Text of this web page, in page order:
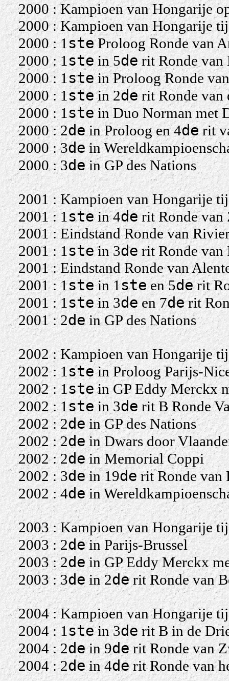
2000 : Kampioen van Hongarije
2000 : Kampioen van Hongarije
2000 : 1steProloog Ronde van
2000 : 1stein 5derit Ronde van
2000 : 1stein Proloog Ronde
2000 : 1stein 2derit Ronde van
2000 : 1stein Duo Norman met
2000 : 2dein Proloog en 4derit
2000 : 3dein
2000 : 3dein GP des Nations
2001 : Kampioen van Hongarije
2001 : 1stein 4derit Ronde van
2001 : Eindstand Ronde van
2001 : 1stein 3derit Ronde van
2001 : Eindstand Ronde van
2001 : 1stein 1steen 5derit
2001 : 1stein 3deen 7derit
2001 : 2dein GP des Nations
2002 : Kampioen van Hongarije
2002 : 1stein Proloog Parijs-
2002 : 1stein GP Eddy Merckx
2002 : 1stein 3derit B Ronde
2002 : 2dein GP des Nations
2002 : 2dein Dwars door
2002 : 2dein Memorial Coppi
2002 : 3dein 19derit Ronde van
2002 : 4dein
2003 : Kampioen van Hongarije
2003 : 2dein Parijs-Brussel
2003 : 2de in GP Eddy Merckx
2003 : 3de in 2derit Ronde van
2004 : Kampioen van Hongarije
2004 : 1stein 3derit B in de
2004 : 2dein 9derit Ronde van
2004 : 2dein 4derit Ronde van